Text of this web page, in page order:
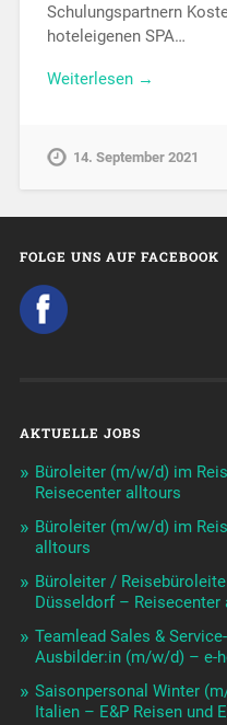
Schulungspartnern
hoteleigenen SPA…
Weiterlesen →
14. September 2021
FOLGE UNS AUF FACEBOOK
AKTUELLE JOBS
Büroleiter (m/w/d) im
Reisecenter alltours
Büroleiter (m/w/d) im
alltours
Büroleiter /
Düsseldorf – Reisecenter
Teamlead Sales &
Ausbilder:in (m/w/d) – e-
Saisonpersonal Winter
Italien – E&P Reisen und